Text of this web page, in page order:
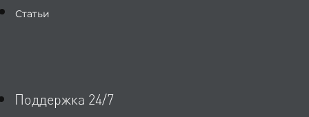
Статьи
Поддержка 24/7